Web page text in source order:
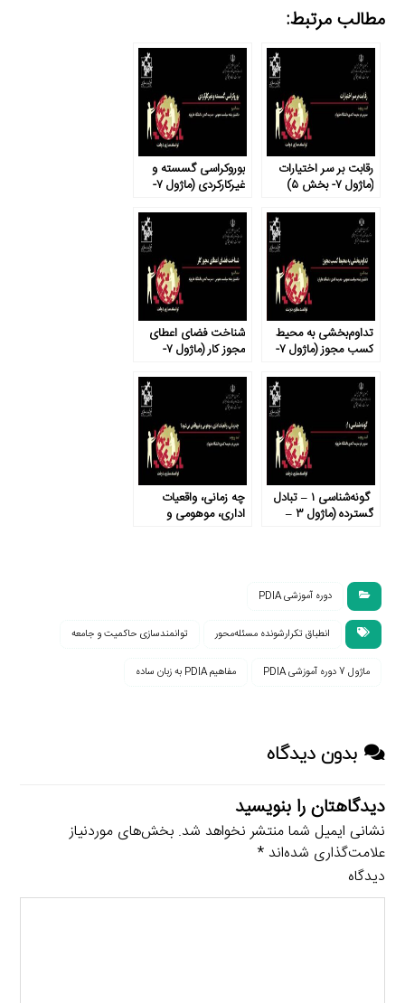
مطالب مرتبط:
رقابت بر سر اختیارات
(ماژول ۷- بخش ۵)
بوروکراسی گسسته و
غیرکارکردی (ماژول ۷-
تداوم‌بخشی به محیط
کسب مجوز (ماژول ۷-
شناخت فضای اعطای
مجوز کار (ماژول ۷-
گونه‌شناسی ۱ – تبادل
گسترده (ماژول ۳ –
چه زمانی، واقعیات
اداری، موهومی و
دوره آموزشی PDIA
انطباق تکرارشونده مسئله‌محور توانمندسازی حاکمیت و جامعه
ماژول 7 دوره آموزشی PDIA مفاهیم PDIA به زبان ساده
بدون دیدگاه
دیدگاهتان را بنویسید
نشانی ایمیل شما منتشر نخواهد شد. بخش‌های موردنیاز
علامت‌گذاری شده‌اند*
دیدگاه